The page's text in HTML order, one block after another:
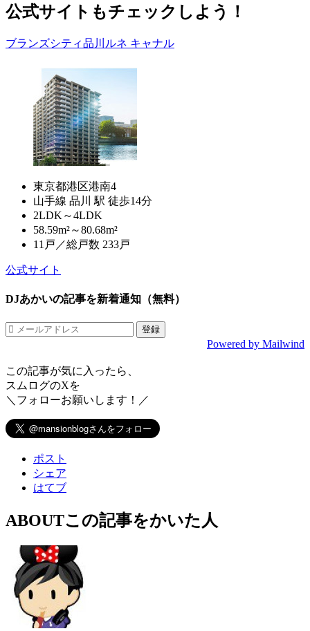
公式サイトもチェックしよう！
ブランズシティ品川ルネ キャナル
東京都港区港南4
山手線 品川 駅 徒歩14分
2LDK～4LDK
58.59m²～80.68m²
11戸／総戸数 233戸
公式サイト
DJあかいの記事を新着通知（無料）
Powered by Mailwind
この記事が気に入ったら、
スムログのXを
＼フォローお願いします！／
ポスト
シェア
はてブ
ABOUTこの記事をかいた人